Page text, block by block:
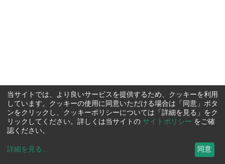
当サイトでは、より良いサービスを提供するため、クッキーを利用
しています。クッキーの使用に同意いただける場合は「同意」ボタ
ンをクリックし、クッキーポリシーについては「詳細を見る」をク
リックしてください。詳しくは当サイトの サイトポリシー をご確
認ください。
詳細を見る ... 同意